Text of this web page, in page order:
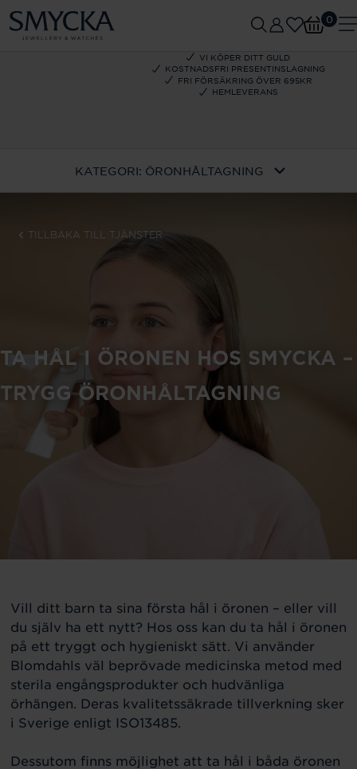
VI KÖPER DITT GULD
KOSTNADSFRI PRESENTINSLAGNING
FRI FÖRSÄKRING ÖVER 695KR
HEMLEVERANS
0
KATEGORI: ÖRONHÅLTAGNING
TILLBAKA TILL TJÄNSTER
TA HÅL I ÖRONEN HOS SMYCKA –
TRYGG ÖRONHÅLTAGNING
Vill ditt barn ta sina första hål i öronen – eller vill
du själv ha ett nytt? Hos oss kan du ta hål i öronen
på ett tryggt och hygieniskt sätt. Vi använder
Blomdahls väl beprövade medicinska metod med
sterila engångsprodukter och hudvänliga
örhängen. Deras kvalitetssäkrade tillverkning sker
i Sverige enligt ISO13485.
Dessutom finns möjlighet att ta hål i båda öronen